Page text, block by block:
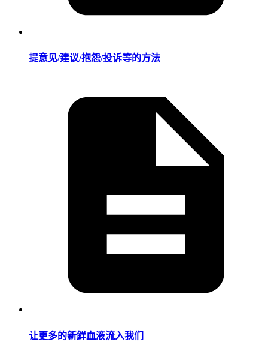
提意见/建议/抱怨/投诉等的方法
让更多的新鲜血液流入我们